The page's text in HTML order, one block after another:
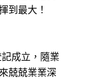
到最大 ！
記成立，隨業
兢兢業業深